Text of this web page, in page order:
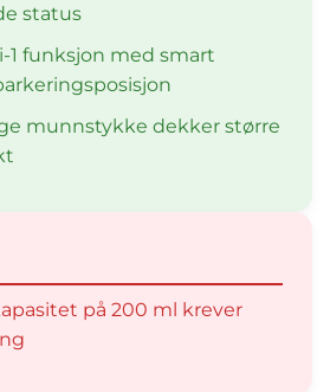
status
1 funksjon med smart
munnstykke dekker større
på 200 ml krever